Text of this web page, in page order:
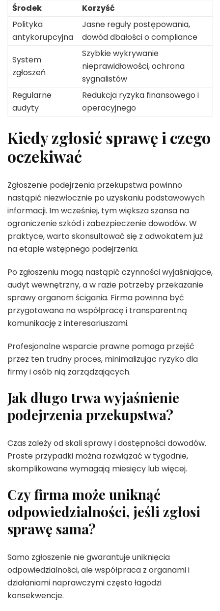
Środek
Korzyść
Polityka
antykorupcyjna
Jasne reguły postępowania,
dowód dbałości o compliance
System
zgłoszeń
Szybkie wykrywanie
nieprawidłowości, ochrona
sygnalistów
Regularne
audyty
Redukcja ryzyka finansowego i
operacyjnego
Kiedy zgłosić sprawę i czego
oczekiwać
Zgłoszenie podejrzenia przekupstwa powinno
nastąpić niezwłocznie po uzyskaniu podstawowych
informacji. Im wcześniej, tym większa szansa na
ograniczenie szkód i zabezpieczenie dowodów. W
praktyce, warto skonsultować się z adwokatem już
na etapie wstępnego podejrzenia.
Po zgłoszeniu mogą nastąpić czynności wyjaśniające,
audyt wewnętrzny, a w razie potrzeby przekazanie
sprawy organom ścigania. Firma powinna być
przygotowana na współpracę i transparentną
komunikację z interesariuszami.
Profesjonalne wsparcie prawne pomaga przejść
przez ten trudny proces, minimalizując ryzyko dla
firmy i osób nią zarządzających.
Jak długo trwa wyjaśnienie
podejrzenia przekupstwa?
Czas zależy od skali sprawy i dostępności dowodów.
Proste przypadki można rozwiązać w tygodnie,
skomplikowane wymagają miesięcy lub więcej.
Czy firma może uniknąć
odpowiedzialności, jeśli zgłosi
sprawę sama?
Samo zgłoszenie nie gwarantuje uniknięcia
odpowiedzialności, ale współpraca z organami i
działaniami naprawczymi często łagodzi
konsekwencje.